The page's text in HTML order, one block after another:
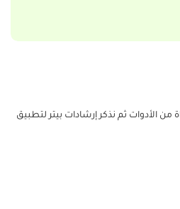
سويًا في هذا المقال. سنشرح كل أداة من الأدوات ثم نذكر إرشادات بيتر لتطبيق